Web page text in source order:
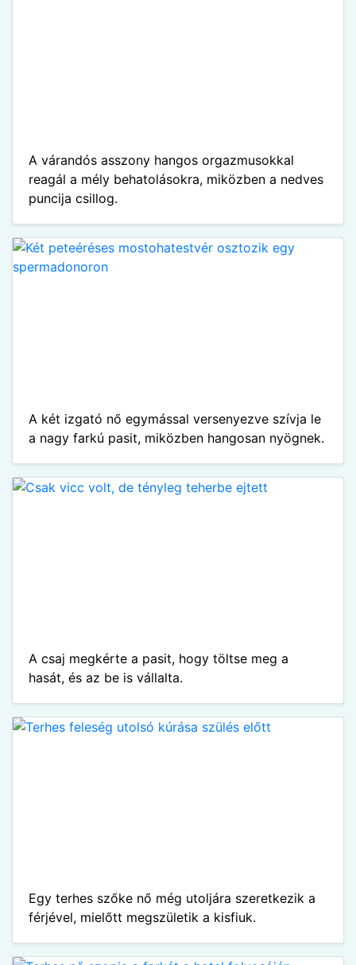
A várandós asszony hangos orgazmusokkal
reagál a mély behatolásokra, miközben a nedves
puncija csillog.
A két izgató nő egymással versenyezve szívja le
a nagy farkú pasit, miközben hangosan nyögnek.
A csaj megkérte a pasit, hogy töltse meg a
hasát, és az be is vállalta.
Egy terhes szőke nő még utoljára szeretkezik a
férjével, mielőtt megszületik a kisfiuk.